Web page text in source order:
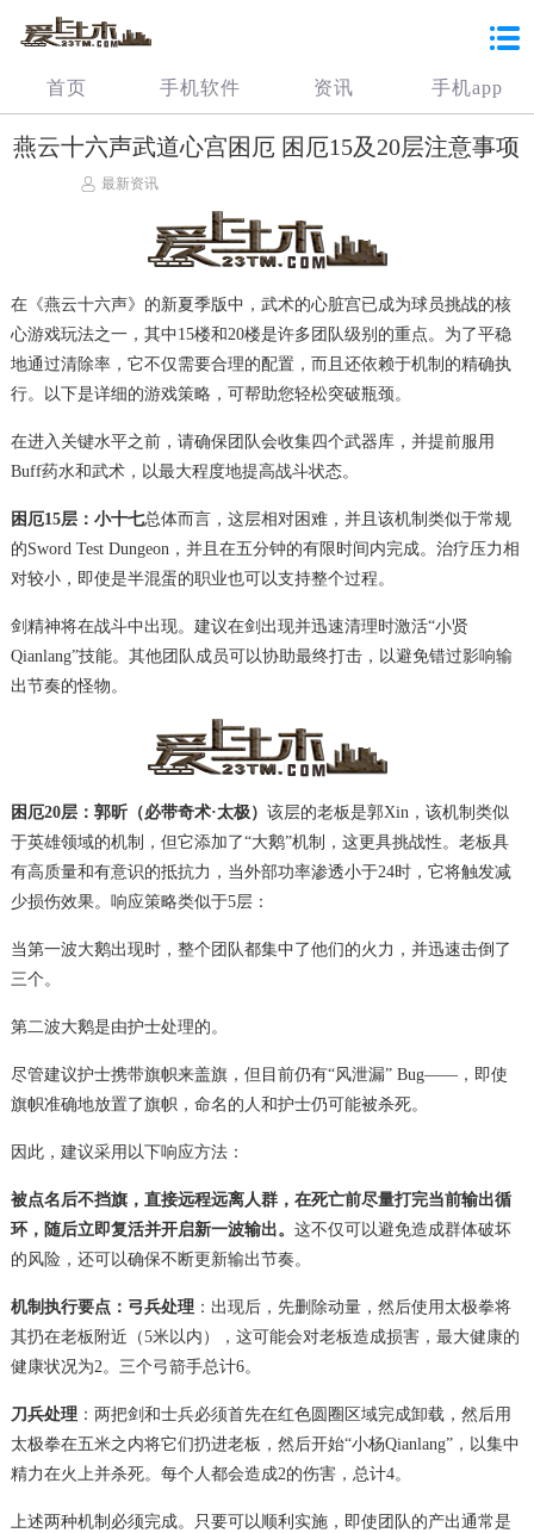
首页 手机软件 资讯 手机app
燕云十六声武道心宫困厄 困厄15及20层注意事项
最新资讯
在《燕云十六声》的新夏季版中，武术的心脏宫已成为球员挑战的核
心游戏玩法之一，其中15楼和20楼是许多团队级别的重点。为了平稳
地通过清除率，它不仅需要合理的配置，而且还依赖于机制的精确执
行。以下是详细的游戏策略，可帮助您轻松突破瓶颈。
在进入关键水平之前，请确保团队会收集四个武器库，并提前服用
Buff药水和武术，以最大程度地提高战斗状态。
困厄15层：小十七总体而言，这层相对困难，并且该机制类似于常规
的Sword Test Dungeon，并且在五分钟的有限时间内完成。治疗压力相
对较小，即使是半混蛋的职业也可以支持整个过程。
剑精神将在战斗中出现。建议在剑出现并迅速清理时激活“小贤
Qianlang”技能。其他团队成员可以协助最终打击，以避免错过影响输
出节奏的怪物。
困厄20层：郭昕（必带奇术·太极） 该层的老板是郭Xin，该机制类似
于英雄领域的机制，但它添加了“大鹅”机制，这更具挑战性。老板具
有高质量和有意识的抵抗力，当外部功率渗透小于24时，它将触发减
少损伤效果。响应策略类似于5层：
当第一波大鹅出现时，整个团队都集中了他们的火力，并迅速击倒了
三个。
第二波大鹅是由护士处理的。
尽管建议护士携带旗帜来盖旗，但目前仍有“风泄漏” Bug——，即使
旗帜准确地放置了旗帜，命名的人和护士仍可能被杀死。
因此，建议采用以下响应方法：
被点名后不挡旗，直接远程远离人群，在死亡前尽量打完当前输出循
环，随后立即复活并开启新一波输出。 这不仅可以避免造成群体破坏
的风险，还可以确保不断更新输出节奏。
机制执行要点： 弓兵处理：出现后，先删除动量，然后使用太极拳将
其扔在老板附近（5米以内），这可能会对老板造成损害，最大健康的
健康状况为2。三个弓箭手总计6。
刀兵处理：两把剑和士兵必须首先在红色圆圈区域完成卸载，然后用
太极拳在五米之内将它们扔进老板，然后开始“小杨Qianlang”，以集中
精力在火上并杀死。每个人都会造成2的伤害，总计4。
上述两种机制必须完成。只要可以顺利实施，即使团队的产出通常是